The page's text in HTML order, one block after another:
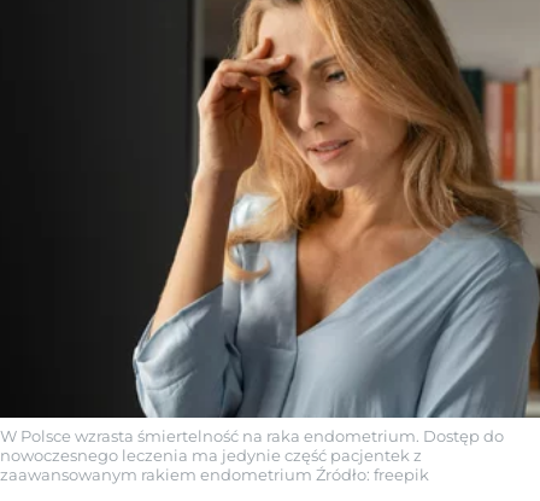
W Polsce wzrasta śmiertelność na raka endometrium. Dostęp do
nowoczesnego leczenia ma jedynie część pacjentek z
zaawansowanym rakiem endometrium Źródło: freepik